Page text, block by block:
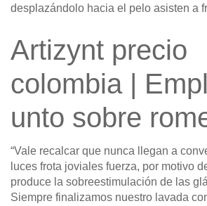
desplazándolo hacia el pelo asisten a
Artizynt precio
colombia |
unto sobre
“Vale recalcar que nunca llegan a
luces frota joviales fuerza, por motivo
produce la sobreestimulación de las
Siempre finalizamos nuestro lavada